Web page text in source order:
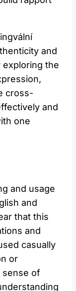
and
exploring the
cross-
and
one
and usage
and
that this
and
casually
or
sense of